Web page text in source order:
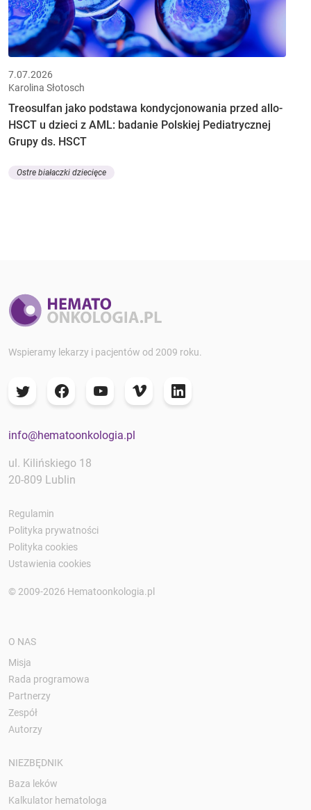
7.07.2026
Karolina Słotosch
Treosulfan jako podstawa kondycjonowania przed allo-
HSCT u dzieci z AML: badanie Polskiej Pediatrycznej
Grupy ds. HSCT
Ostre białaczki dziecięce
Wspieramy lekarzy i pacjentów od 2009 roku.
info@hematoonkologia.pl
ul. Kilińskiego 18
20-809 Lublin
Regulamin
Polityka prywatności
Polityka cookies
Ustawienia cookies
© 2009-2026 Hematoonkologia.pl
O NAS
Misja
Rada programowa
Partnerzy
Zespół
Autorzy
NIEZBĘDNIK
Baza leków
Kalkulator hematologa